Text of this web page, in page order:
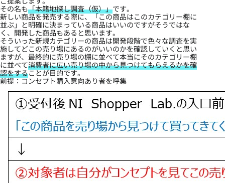
その名も「本籍地探し調査（仮）」です。
新しい商品を発売する際に、「この商品はこのカテゴリー棚に
並ぶ」と明確に決まっている商品はいいのですがそうではな
く、開発した商品もあると思います。
そういった新規カテゴリーの商品は開発段階で色々な調査を実
施してどこの売り場にあるのがいいのかを確認していくと思い
ますが、最終的に売り場の棚に並べて本当にそのカテゴリー棚
に並べて消費者に広い売り場の中から見つけてもらえるかを確
認をすることが目的です。
前提：コンセプト購入意向あり者を呼集